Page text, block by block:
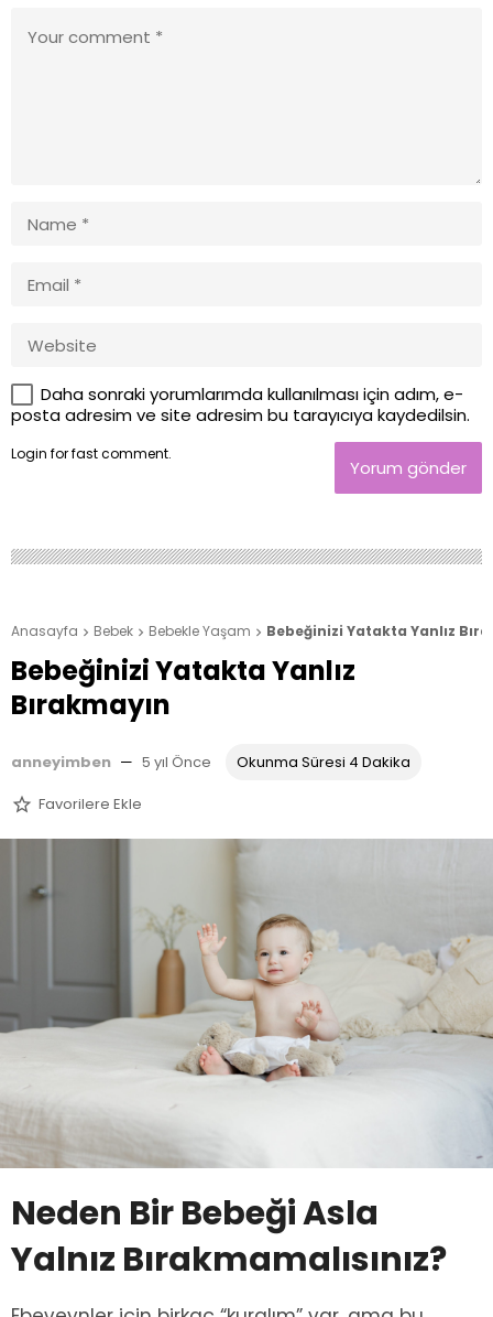
Daha sonraki yorumlarımda kullanılması için adım, e-
posta adresim ve site adresim bu tarayıcıya kaydedilsin.
Login for fast comment.
Yorum gönder
Anasayfa  Bebek  Bebekle Yaşam  Bebeğinizi Yatakta Yanlız
Bebeğinizi Yatakta Yanlız
Bırakmayın
anneyimben — 5 yıl Önce Okunma Süresi 4 Dakika
 Favorilere Ekle
Neden Bir Bebeği Asla
Yalnız Bırakmamalısınız?